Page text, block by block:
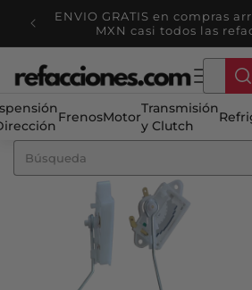
directamente
al contenido
ENVIO GRATIS en compras
MXN casi todos las
FrenosMotor
Transmisión
y Clutch